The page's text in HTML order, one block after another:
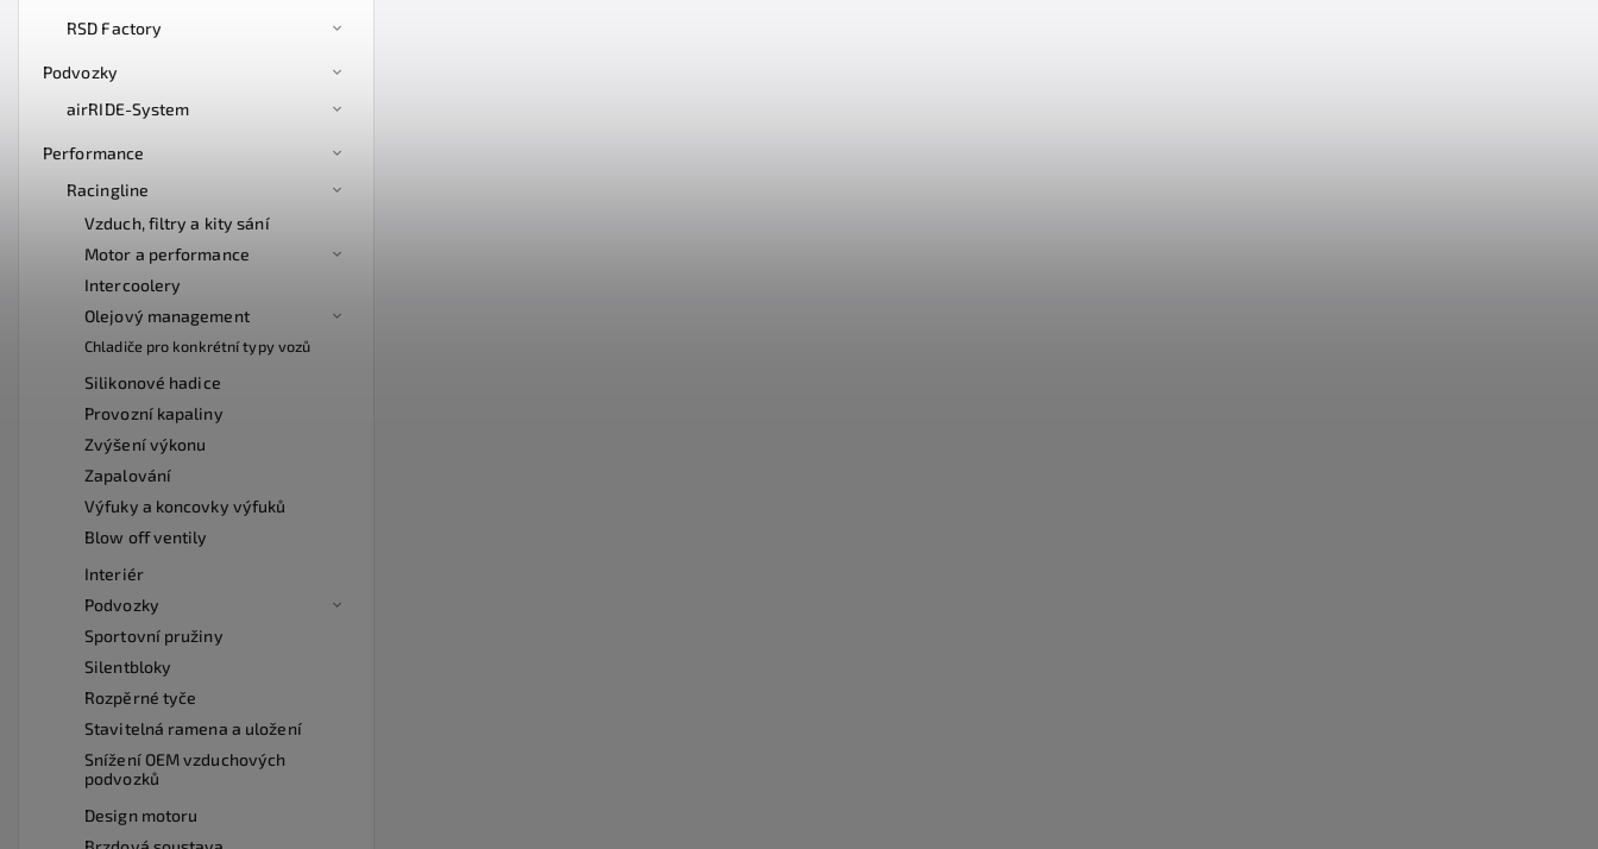
RSD Factory
Podvozky
airRIDE-System
Performance
Racingline
Vzduch, filtry a kity sání
Motor a performance
Intercoolery
Olejový management
Chladiče pro konkrétní typy vozů
Silikonové hadice
Provozní kapaliny
Zvýšení výkonu
Zapalování
Výfuky a koncovky výfuků
Blow off ventily
Interiér
Podvozky
Sportovní pružiny
Silentbloky
Rozpěrné tyče
Stavitelná ramena a uložení
Snížení OEM vzduchových
podvozků
Design motoru